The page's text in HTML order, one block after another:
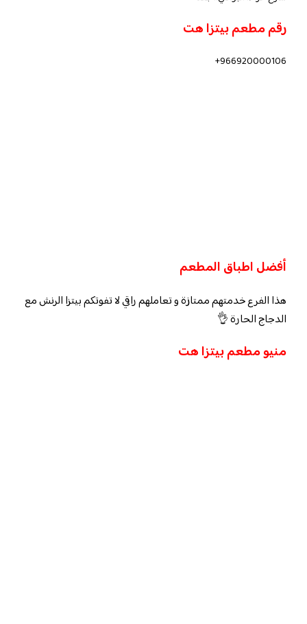
رقم مطعم بيتزا هت
966920000106+
أفضل اطباق المطعم
هذا الفرع خدمتهم ممتازة و تعاملهم راقي لا تفوتكم بيتزا الرنش مع
الدجاج الحارة 👌
منيو مطعم بيتزا هت